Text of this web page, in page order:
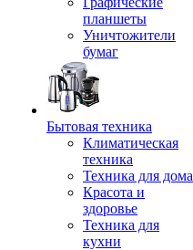
планшеты
Уничтожители
бумаг
Бытовая техника
Климатическая
техника
Техника для дома
Красота и
здоровье
Техника для
кухни